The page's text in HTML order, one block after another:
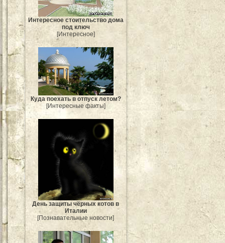
Интересное стоительство дома
под ключ
[Интересное]
Куда поехать в отпуск летом?
[Интересные факты]
День защиты чёрных котов в
Италии
[Познавательные новости]